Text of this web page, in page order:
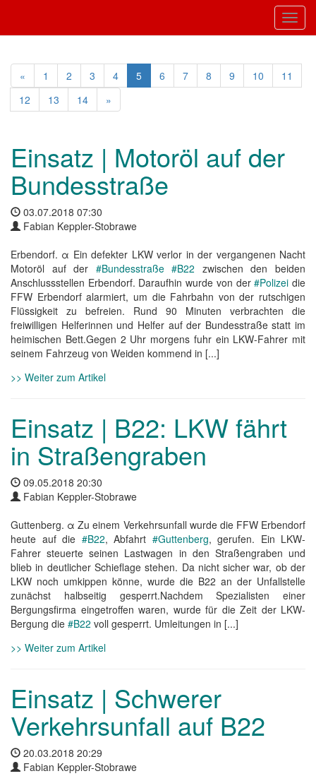
« 1 2 3 4 5 6 7 8 9 10
11
12
13 14 »
Einsatz | Motoröl auf der
Bundesstraße
03.07.2018 07:30
Fabian Keppler-Stobrawe
Erbendorf. α Ein defekter LKW verlor in der vergangenen Nacht
Motoröl auf der #Bundesstraße #B22 zwischen den beiden
Anschlussstellen Erbendorf. Daraufhin wurde von der#Polizei die
FFW Erbendorf alarmiert, um die Fahrbahn von der rutschigen
Flüssigkeit zu befreien. Rund 90 Minuten verbrachten die
freiwilligen Helferinnen und Helfer auf der Bundesstraße statt im
heimischen Bett.Gegen 2 Uhr morgens fuhr ein LKW-Fahrer mit
seinem Fahrzeug von Weiden kommend in [...]
>> Weiter zum Artikel
Einsatz | B22: LKW fährt
in Straßengraben
09.05.2018 20:30
Fabian Keppler-Stobrawe
Guttenberg. α Zu einem Verkehrsunfall wurde die FFW Erbendorf
heute auf die #B22, Abfahrt #Guttenberg, gerufen. Ein LKW-
Fahrer steuerte seinen Lastwagen in den Straßengraben und
blieb in deutlicher Schieflage stehen. Da nicht sicher war, ob der
LKW noch umkippen könne, wurde die B22 an der Unfallstelle
zunächst halbseitig gesperrt.Nachdem Spezialisten einer
Bergungsfirma eingetroffen waren, wurde für die Zeit der LKW-
Bergung die #B22 voll gesperrt. Umleitungen in [...]
>> Weiter zum Artikel
Einsatz | Schwerer
Verkehrsunfall auf B22
20.03.2018 20:29
Fabian Keppler-Stobrawe